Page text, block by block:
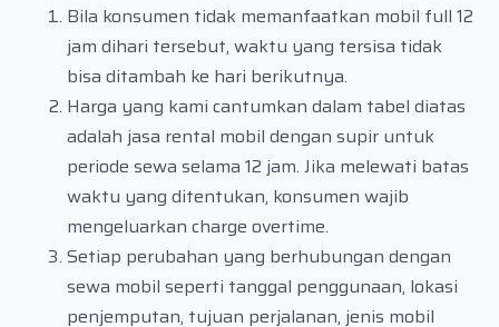
Bila konsumen tidak memanfaatkan mobil full 12
jam dihari tersebut, waktu yang tersisa tidak
bisa ditambah ke hari berikutnya.
Harga yang kami cantumkan dalam tabel diatas
adalah jasa rental mobil dengan supir untuk
periode sewa selama 12 jam. Jika melewati batas
waktu yang ditentukan, konsumen wajib
mengeluarkan charge overtime.
Setiap perubahan yang berhubungan dengan
sewa mobil seperti tanggal penggunaan, lokasi
penjemputan, tujuan perjalanan, jenis mobil